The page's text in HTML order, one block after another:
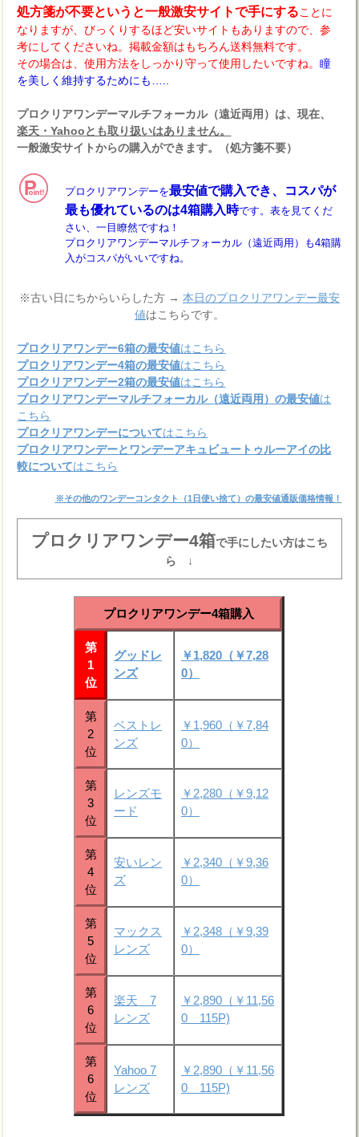
処方箋が不要というと一般激安サイトで手にすることに
なりますが、びっくりするほど安いサイトもありますので、参
考にしてくださいね。掲載金額はもちろん送料無料です。
その場合は、使用方法をしっかり守って使用したいですね。瞳
を美しく維持するためにも…..
プロクリアワンデーマルチフォーカル（遠近両用）は、現在、
楽天・Yahooとも取り扱いはありません。
一般激安サイトからの購入ができます。（処方箋不要）
プロクリアワンデーを最安値で購入でき、コスパが
最も優れているのは4箱購入時です。表を見てくだ
さい、一目瞭然ですね！
プロクリアワンデーマルチフォーカル（遠近両用）も4箱購
入がコスパがいいですね。
※古い日にちからいらした方 → 本日のプロクリアワンデー最安
値はこちらです。
プロクリアワンデー6箱の最安値はこちら
プロクリアワンデー4箱の最安値はこちら
プロクリアワンデー2箱の最安値はこちら
プロクリアワンデーマルチフォーカル（遠近両用）の最安値は
こちら
プロクリアワンデーについてはこちら
プロクリアワンデーとワンデーアキュビュートゥルーアイの比
較についてはこちら
※その他のワンデーコンタクト（1日使い捨て）の最安値通販価格情報！
プロクリアワンデー4箱で手にしたい方はこち
ら ↓
プロクリアワンデー4箱購入
第
1
位
グッドレ
ンズ
￥1,820（￥7,28
0）
第
2
位
ベストレ
ンズ
￥1,960（￥7,84
0）
第
3
位
レンズモ
ード
￥2,280（￥9,12
0）
第
4
位
安いレン
ズ
￥2,340（￥9,36
0）
第
5
位
マックス
レンズ
￥2,348（￥9,39
0）
第
6
位
楽天 7
レンズ
￥2,890（￥11,56
0 115P)
第
6
位
Yahoo 7
レンズ
￥2,890（￥11,56
0 115P)